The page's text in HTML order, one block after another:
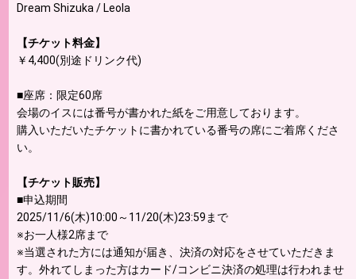
Dream Shizuka / Leola
【チケット料金】
￥4,400(別途ドリンク代)
■座席：限定60席
会場のイスには番号が書かれた紙をご用意しております。
購入いただいたチケットに書かれている番号の席にご着席くださ
い。
【チケット販売】
■申込期間
2025/11/6(木)10:00～11/20(木)23:59まで
※お一人様2席まで
※当選された方には通知が届き、決済の対応をさせていただきま
す。外れてしまった方はカード/コンビニ決済の処理は行われませ